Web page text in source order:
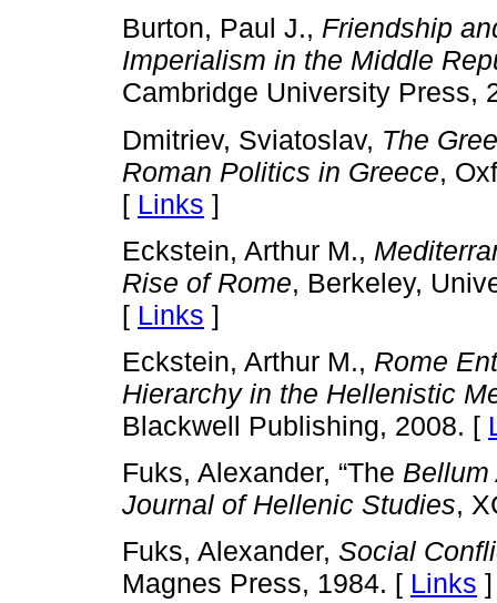
Burton, Paul J., Friendship
Imperialism in the Middle
Cambridge University Press,
Dmitriev, Sviatoslav, The
Roman Politics in Greece,
[ Links ]
Eckstein, Arthur M.,
Rise of Rome, Berkeley,
[ Links ]
Eckstein, Arthur M., Rome
Hierarchy in the Hellenistic
Blackwell Publishing, 2008. [
Fuks, Alexander, “The Bellum
Journal of Hellenic Studies,
Fuks, Alexander, Social
Magnes Press, 1984. [ Links ]